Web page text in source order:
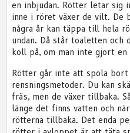
en inbjudan. Rötter letar sig
inne i röret växer de vilt. De
några år kan täppa till hela
undan. Då står toaletten och
koll på, om man inte gjort en
Rötter går inte att spola bort
rensningsmetoder. Du kan
fräs, men de växer tillbaka.
länge det finns vatten och
rötterna tillbaka. Det enda